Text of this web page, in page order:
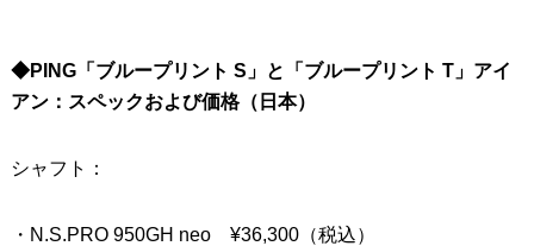
◆PING「ブループリント S」と「ブループリント T」アイ
アン：スペックおよび価格（日本）
シャフト：
・N.S.PRO 950GH neo ¥36,300（税込）